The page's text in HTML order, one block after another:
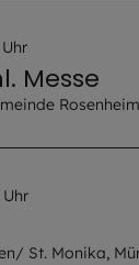
Messe
Uhr
St. Monika,